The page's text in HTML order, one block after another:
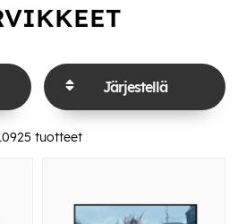
Järjestellä
tuotteet